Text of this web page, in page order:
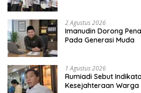
2 Agustus 2026
Imanudin Dorong
Pada Generasi Muda
1 Agustus 2026
Rumiadi Sebut
Kesejahteraan Warga